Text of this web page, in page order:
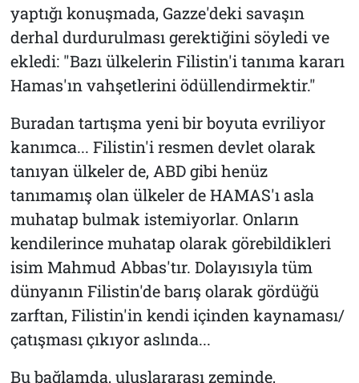
yaptığı konuşmada, Gazze'deki savaşın
derhal durdurulması gerektiğini söyledi ve
ekledi: "Bazı ülkelerin Filistin'i tanıma kararı
Hamas'ın vahşetlerini ödüllendirmektir."
Buradan tartışma yeni bir boyuta evriliyor
kanımca... Filistin'i resmen devlet olarak
tanıyan ülkeler de, ABD gibi henüz
tanımamış olan ülkeler de HAMAS'ı asla
muhatap bulmak istemiyorlar. Onların
kendilerince muhatap olarak görebildikleri
isim Mahmud Abbas'tır. Dolayısıyla tüm
dünyanın Filistin'de barış olarak gördüğü
zarftan, Filistin'in kendi içinden kaynaması/
çatışması çıkıyor aslında...
Bu bağlamda, uluslararası zeminde,